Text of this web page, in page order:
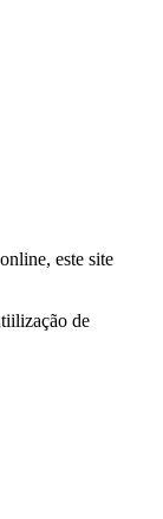
este site
de